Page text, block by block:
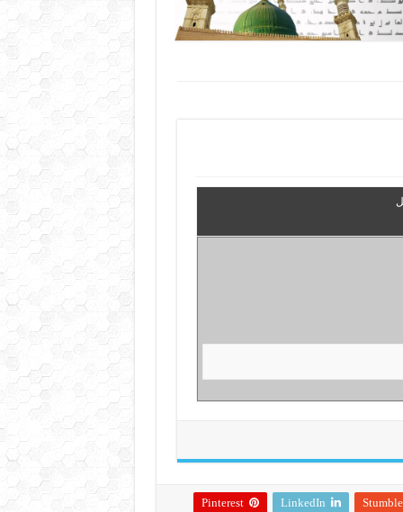
LinkedIn
Pinterest